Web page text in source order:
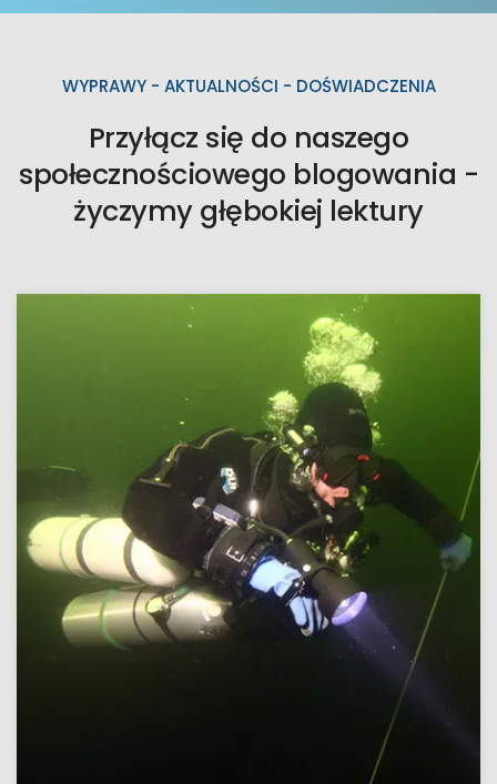
WYPRAWY - AKTUALNOŚCI - DOŚWIADCZENIA
Przyłącz się do naszego
społecznościowego blogowania -
życzymy głębokiej lektury